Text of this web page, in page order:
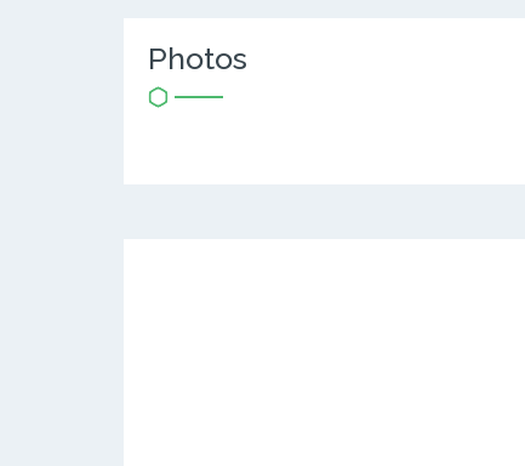
Photos